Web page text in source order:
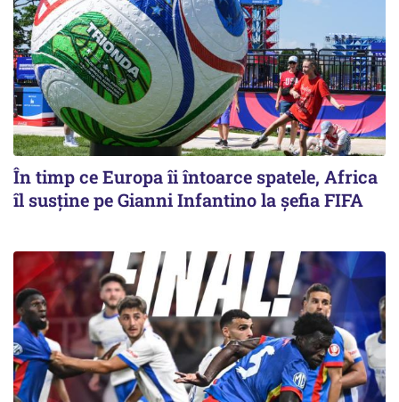
În timp ce Europa îi întoarce spatele, Africa
îl susține pe Gianni Infantino la șefia FIFA